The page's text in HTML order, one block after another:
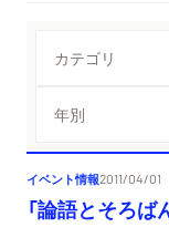
イベント情報2011/04/01
「論語とそろば